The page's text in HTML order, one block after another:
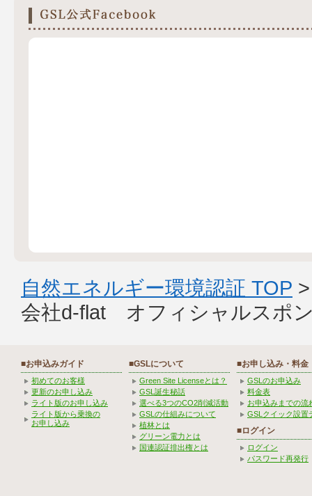
自然エネルギー環境認証 TOP
会社d-flat オフィシャルスポ
■お申込みガイド
初めてのお客様
更新のお申し込み
ライト版のお申し込み
ライト版から乗換の
お申し込み
■GSLについて
Green Site Licenseとは？
GSL誕生秘話
選べる3つのCO2削減活動
GSLの仕組みについて
植林とは
グリーン電力とは
国連認証排出権とは
■お申し込み・料金
GSLのお申込み
料金表
お申込みまでの流
GSLクイック設置
■ログイン
ログイン
パスワード再発行